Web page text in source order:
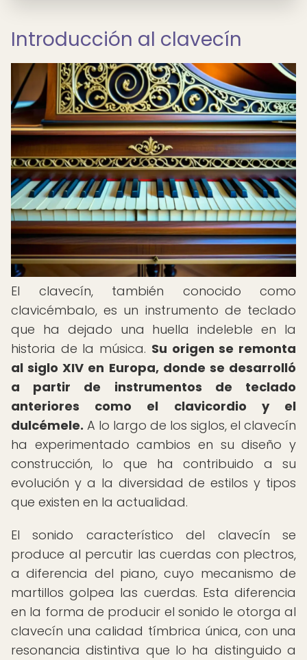
Introducción al clavecín
El clavecín, también conocido como
clavicémbalo, es un instrumento de teclado
que ha dejado una huella indeleble en la
historia de la música. Su origen se remonta
al siglo XIV en Europa, donde se desarrolló
a partir de instrumentos de teclado
anteriores como el clavicordio y el
dulcémele. A lo largo de los siglos, el clavecín
ha experimentado cambios en su diseño y
construcción, lo que ha contribuido a su
evolución y a la diversidad de estilos y tipos
que existen en la actualidad.
El sonido característico del clavecín se
produce al percutir las cuerdas con plectros,
a diferencia del piano, cuyo mecanismo de
martillos golpea las cuerdas. Esta diferencia
en la forma de producir el sonido le otorga al
clavecín una calidad tímbrica única, con una
resonancia distintiva que lo ha distinguido a